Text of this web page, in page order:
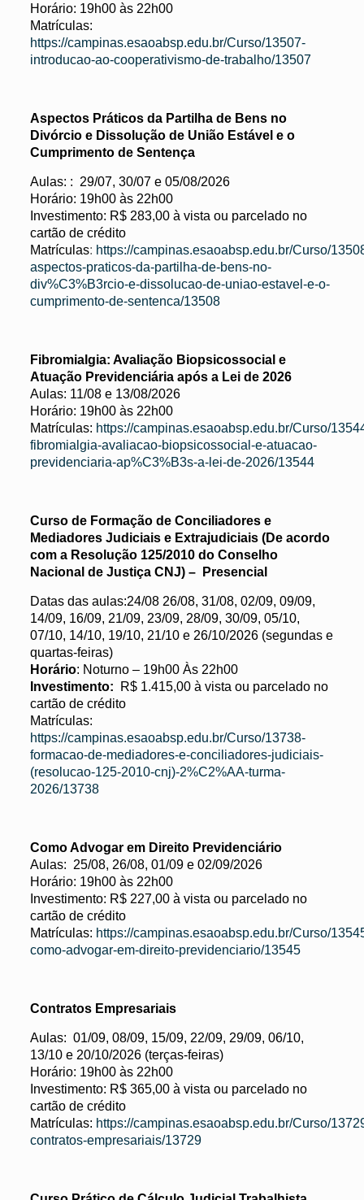
Horário: 19h00 às 22h00
Matrículas:
https://campinas.esaoabsp.edu.br/Curso/13507-
introducao-ao-cooperativismo-de-trabalho/13507
Aspectos Práticos da Partilha de Bens no
Divórcio e Dissolução de União Estável e o
Cumprimento de Sentença
Aulas: : 29/07, 30/07 e 05/08/2026
Horário: 19h00 às 22h00
Investimento: R$ 283,00 à vista ou parcelado no
cartão de crédito
Matrículas: https://campinas.esaoabsp.edu.br/Curso/
aspectos-praticos-da-partilha-de-bens-no-
div%C3%B3rcio-e-dissolucao-de-uniao-estavel-e-o-
cumprimento-de-sentenca/13508
Fibromialgia: Avaliação Biopsicossocial e
Atuação Previdenciária após a Lei de 2026
Aulas: 11/08 e 13/08/2026
Horário: 19h00 às 22h00
Matrículas: https://campinas.esaoabsp.edu.br/Curso/
fibromialgia-avaliacao-biopsicossocial-e-atuacao-
previdenciaria-ap%C3%B3s-a-lei-de-2026/13544
Curso de Formação de Conciliadores e
Mediadores Judiciais e Extrajudiciais (De acordo
com a Resolução 125/2010 do Conselho
Nacional de Justiça CNJ) – Presencial
Datas das aulas:24/08 26/08, 31/08, 02/09, 09/09,
14/09, 16/09, 21/09, 23/09, 28/09, 30/09, 05/10,
07/10, 14/10, 19/10, 21/10 e 26/10/2026 (segundas e
quartas-feiras)
Horário: Noturno – 19h00 Às 22h00
Investimento: R$ 1.415,00 à vista ou parcelado no
cartão de crédito
Matrículas:
https://campinas.esaoabsp.edu.br/Curso/13738-
formacao-de-mediadores-e-conciliadores-judiciais-
(resolucao-125-2010-cnj)-2%C2%AA-turma-
2026/13738
Como Advogar em Direito Previdenciário
Aulas: 25/08, 26/08, 01/09 e 02/09/2026
Horário: 19h00 às 22h00
Investimento: R$ 227,00 à vista ou parcelado no
cartão de crédito
Matrículas: https://campinas.esaoabsp.edu.br/Curso/
como-advogar-em-direito-previdenciario/13545
Contratos Empresariais
Aulas: 01/09, 08/09, 15/09, 22/09, 29/09, 06/10,
13/10 e 20/10/2026 (terças-feiras)
Horário: 19h00 às 22h00
Investimento: R$ 365,00 à vista ou parcelado no
cartão de crédito
Matrículas: https://campinas.esaoabsp.edu.br/Curso/
contratos-empresariais/13729